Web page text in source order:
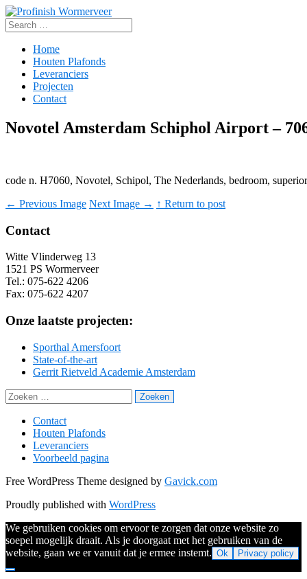
Search
for:
Home
Houten Plafonds
Leveranciers
Projecten
Contact
Novotel Amsterdam Schiphol Airport –
code n. H7060, Novotel, Schipol, The Nederlands, bedroom,
← Previous Image Next Image → ↑ Return to post
Contact
Witte Vlinderweg 13
1521 PS Wormerveer
Tel.: 075-622 4206
Fax: 075-622 4207
Onze laatste projecten:
Sporthal Amersfoort
State-of-the-art
Gerrit Rietveld Academie Amsterdam
Zoeken
naar:
Contact
Houten Plafonds
Leveranciers
Voorbeeld pagina
Free WordPress Theme designed by Gavick.com
Proudly published with WordPress
We gebruiken cookies om ervoor te zorgen dat onze website zo
soepel mogelijk draait. Als je doorgaat met het gebruiken van de
website, gaan we er vanuit dat je ermee instemt. Ok Privacy policy